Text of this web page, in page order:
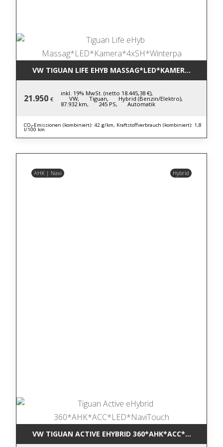
VW TIGUAN LIFE EHYB
21.950 €
inkl. 19% MwSt. (netto 18.445,38 €),
VW, Tiguan, Hybrid (Benzin/Elektro),
87.932 km, 245 PS, Automatik
CO₂-Emissionen (kombiniert): 42 g/km, Kraftstoffverbrauch (kombiniert): 1,8
l/100 km
AHK | Navi Hybrid
VW TIGUAN ACTIVE EHYBRID